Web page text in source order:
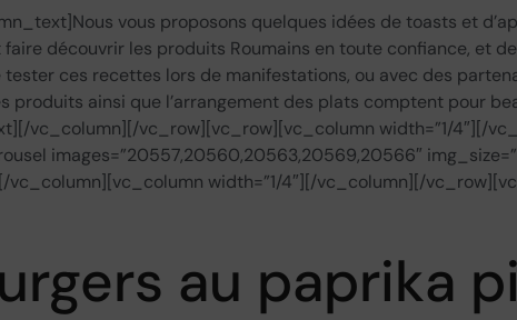
vous proposons quelques idées de toasts et
découvrir les produits Roumains en toute confiance, et
tester ces recettes lors de manifestations, ou avec des
produits ainsi que l’arrangement des plats comptent pour
vc_column][/vc_row][vc_row][vc_column width=”1/4″][/
images=”20557,20560,20563,20569,20566″
vc_column][vc_column width=”1/4″][/vc_column][/
au paprika